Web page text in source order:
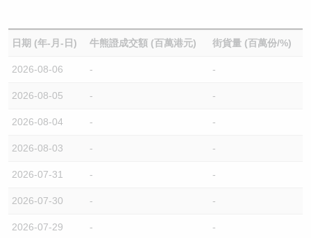
日期 (年-月-日) 牛熊證成交額 (百萬港元) 街貨量 (百萬份/%)
2026-08-06 - -
2026-08-05 - -
2026-08-04 - -
2026-08-03 - -
2026-07-31 - -
2026-07-30 - -
2026-07-29 - -